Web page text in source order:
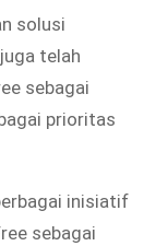
solusi
telah
sebagai
prioritas
inisiatif
sebagai